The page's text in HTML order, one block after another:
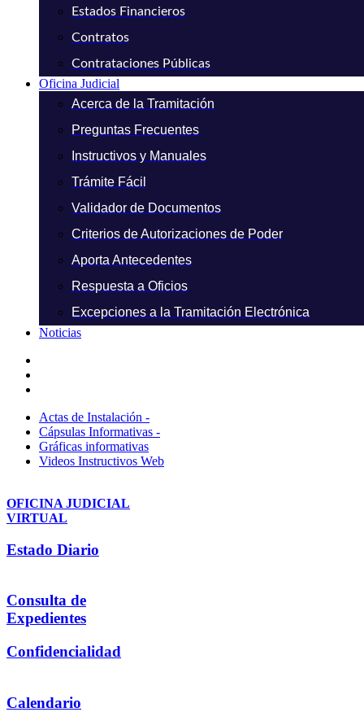
Estados Financieros
Contratos
Contrataciones Públicas
Oficina Judicial
Acerca de la Tramitación
Preguntas Frecuentes
Instructivos y Manuales
Trámite Fácil
Validador de Documentos
Criterios de Autorizaciones de Poder
Aporta Antecedentes
Respuesta a Oficios
Excepciones a la Tramitación Electrónica
Noticias
Actas de Instalación -
Cápsulas Informativas -
Gráficas informativas
Videos Instructivos Web
OFICINA JUDICIAL
VIRTUAL
Estado Diario
Consulta de
Expedientes
Confidencialidad
Calendario